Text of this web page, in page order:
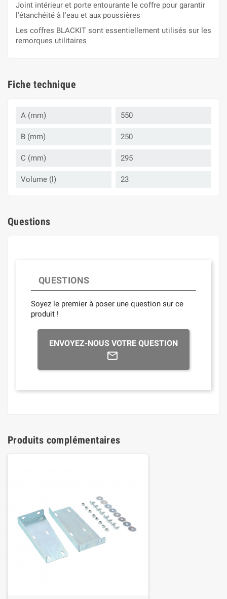
Joint intérieur et porte entourante le coffre pour garantir
l'étanchéité à l'eau et aux poussières
Les coffres BLACKIT sont essentiellement utilisés sur les
remorques utilitaires
Fiche technique
A (mm) 550
B (mm) 250
C (mm) 295
Volume (l) 23
Questions
QUESTIONS
Soyez le premier à poser une question sur ce
produit !
ENVOYEZ-NOUS VOTRE QUESTION
Produits complémentaires